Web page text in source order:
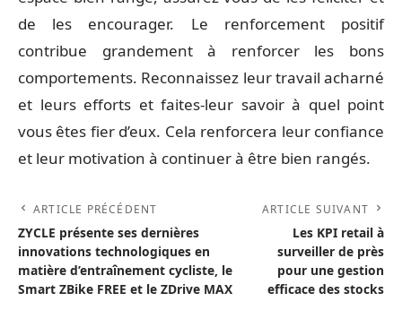
de les encourager. Le renforcement positif
contribue grandement à renforcer les bons
comportements. Reconnaissez leur travail acharné
et leurs efforts et faites-leur savoir à quel point
vous êtes fier d’eux. Cela renforcera leur confiance
et leur motivation à continuer à être bien rangés.
ARTICLE PRÉCÉDENT
ZYCLE présente ses dernières
innovations technologiques en
matière d’entraînement cycliste, le
Smart ZBike FREE et le ZDrive MAX
ARTICLE SUIVANT
Les KPI retail à
surveiller de près
pour une gestion
efficace des stocks